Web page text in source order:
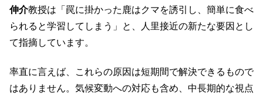
伸介教授は「罠に掛かった鹿はクマを誘引し、簡単に食べ
られると学習してしまう」と、人里接近の新たな要因とし
て指摘しています。
率直に言えば、これらの原因は短期間で解決できるもので
はありません。気候変動への対応も含め、中長期的な視点